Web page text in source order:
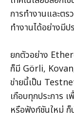
การทำงานและต
ทำงานได้อย่างมีป
ยกตัวอย่าง
ก็มี Görli,
ข่ายนี้เป็น
เกือบทุกประการ
หรือฟังก์ชันใหม่